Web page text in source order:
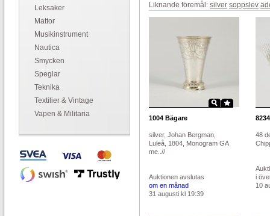
Leksaker
Mattor
Musikinstrument
Nautica
Smycken
Speglar
Teknika
Textilier & Vintage
Vapen & Militaria
Liknande föremål: silver soppslev
1004 Bägare
silver, Johan Bergman,
Luleå, 1804, Monogram GA
me..//
Auktionen avslutas
om en månad
31 augusti kl 19:39
8234
48
i
10